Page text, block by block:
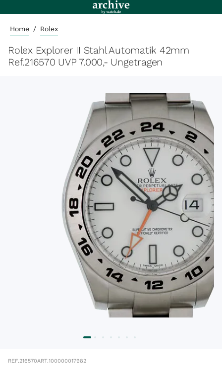
Home / Rolex
Rolex Explorer II Stahl Automatik 42mm
Ref.216570 UVP 7.000,- Ungetragen
REF.216570ART.100000017982